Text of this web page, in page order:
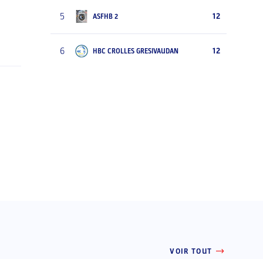
5 ASFHB 2 12
6 HBC CROLLES GRESIVAUDAN 12
VOIR TOUT